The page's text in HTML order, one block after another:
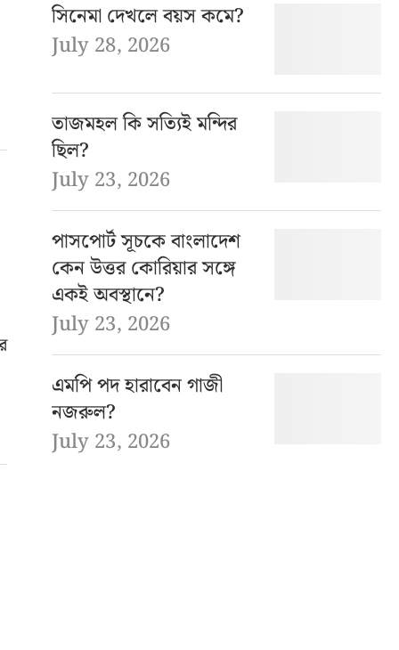
সিনেমা দেখলে বয়স কমে?
July 28, 2026
তাজমহল কি সত্যিই মন্দির
ছিল?
July 23, 2026
পাসপোর্ট সূচকে বাংলাদেশ
কেন উত্তর কোরিয়ার সঙ্গে
একই অবস্থানে?
July 23, 2026
এমপি পদ হারাবেন গাজী
নজরুল?
July 23, 2026